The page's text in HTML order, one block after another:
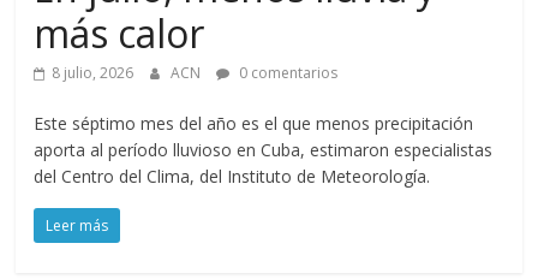
más calor
8 julio, 2026 ACN 0 comentarios
Este séptimo mes del año es el que menos precipitación
aporta al período lluvioso en Cuba, estimaron especialistas
del Centro del Clima, del Instituto de Meteorología.
Leer más